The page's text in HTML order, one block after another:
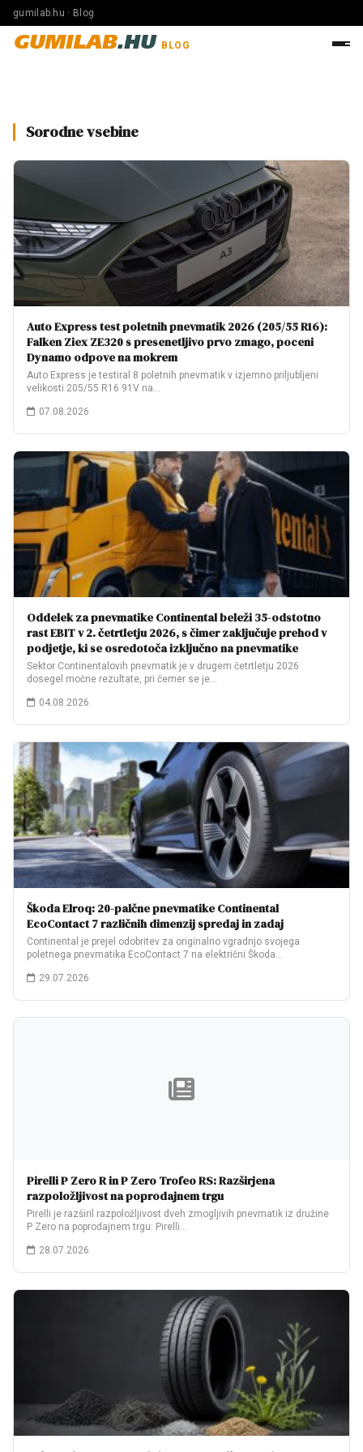
gumilab.hu · Blog
GUMILAB.HU BLOG
Sorodne vsebine
Auto Express test poletnih pnevmatik 2026 (205/55 R16):
Falken Ziex ZE320 s presenetljivo prvo zmago, poceni
Dynamo odpove na mokrem
Auto Express je testiral 8 poletnih pnevmatik v izjemno priljubljeni
velikosti 205/55 R16 91V na…
07.08.2026
Oddelek za pnevmatike Continental beleži 35-odstotno
rast EBIT v 2. četrtletju 2026, s čimer zaključuje prehod v
podjetje, ki se osredotoča izključno na pnevmatike
Sektor Continentalovih pnevmatik je v drugem četrtletju 2026
dosegel močne rezultate, pri čemer se je…
04.08.2026
Škoda Elroq: 20-palčne pnevmatike Continental
EcoContact 7 različnih dimenzij spredaj in zadaj
Continental je prejel odobritev za originalno vgradnjo svojega
poletnega pnevmatika EcoContact 7 na električni Škoda…
29.07.2026
Pirelli P Zero R in P Zero Trofeo RS: Razširjena
razpoložljivost na poprodajnem trgu
Pirelli je razširil razpoložljivost dveh zmogljivih pnevmatik iz družine
P Zero na poprodajnem trgu: Pirelli…
28.07.2026